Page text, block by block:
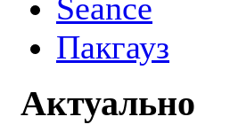
Seance
Пакгауз
Актуально